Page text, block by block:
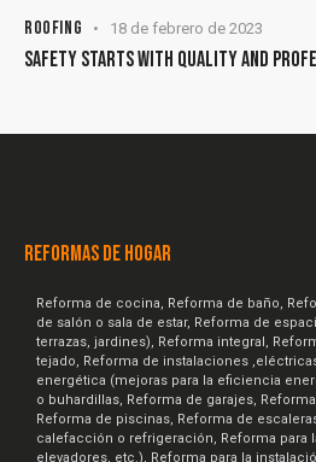
ROOFING 18 de febrero de 2023
SAFETY STARTS WITH QUALITY AND
REFORMAS DE HOGAR
Reforma de cocina, Reforma de baño,
de salón o sala de estar, Reforma de
terrazas, jardines), Reforma integral,
tejado, Reforma de instalaciones
energética (mejoras para la eficiencia
o buhardillas, Reforma de garajes,
Reforma de piscinas, Reforma de
calefacción o refrigeración, Reforma para
elevadores, etc.), Reforma para la